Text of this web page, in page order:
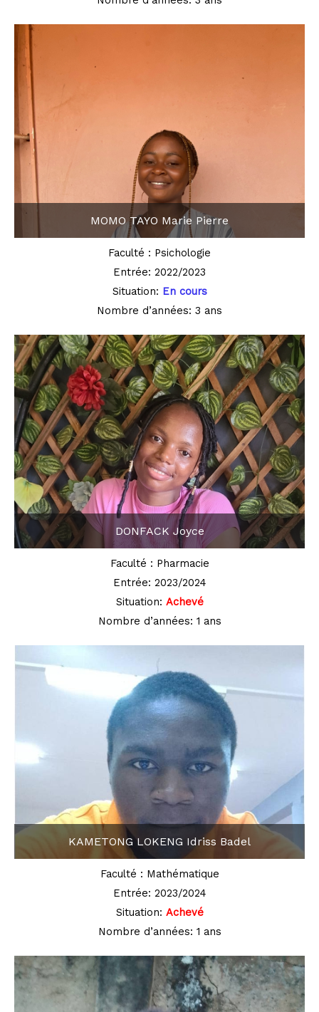
MOMO TAYO Marie Pierre
Faculté : Psichologie
Entrée: 2022/2023
Situation: En cours
Nombre d’années: 3 ans
DONFACK Joyce
Faculté : Pharmacie
Entrée: 2023/2024
Situation: Achevé
Nombre d’années: 1 ans
KAMETONG LOKENG Idriss Badel
Faculté : Mathématique
Entrée: 2023/2024
Situation: Achevé
Nombre d’années: 1 ans